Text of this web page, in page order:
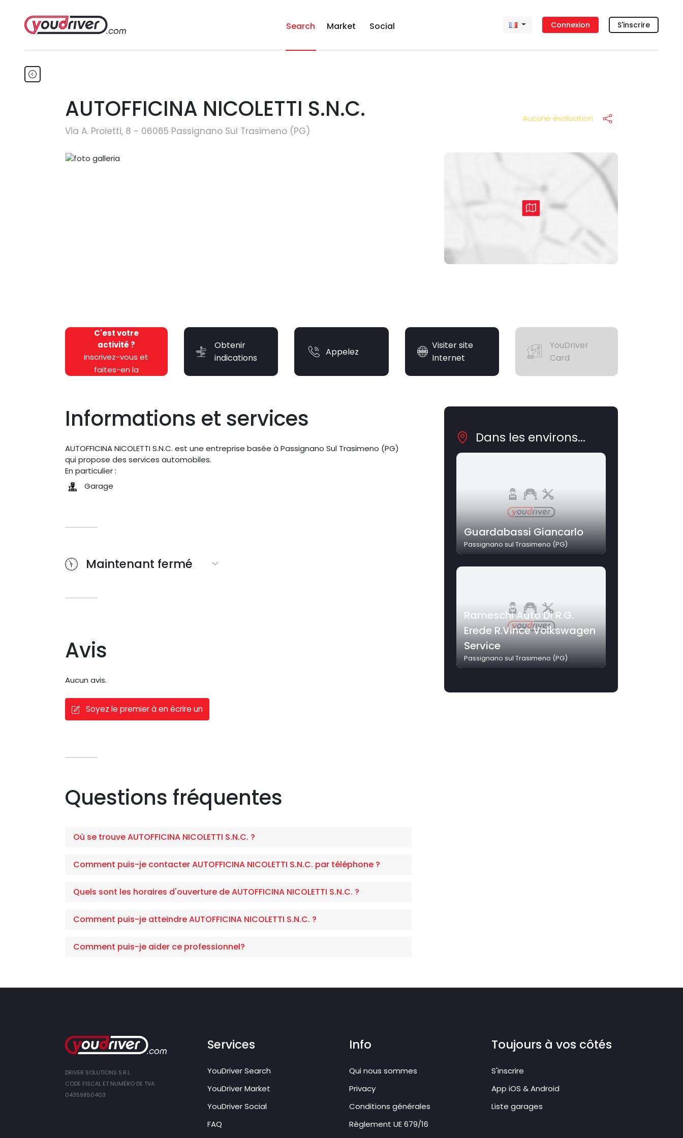
Search Market Social Connexion S'inscrire
AUTOFFICINA NICOLETTI S.N.C.
Via A. Proietti, 8 - 06065 Passignano Sul Trasimeno (PG)
Aucune évaluation
C'est votre
activité ?
Inscrivez-vous et
faites-en la
Obtenir
indications
Appelez
Visiter site
Internet
YouDriver
Card
Informations et services
AUTOFFICINA NICOLETTI S.N.C. est une entreprise basée à Passignano Sul Trasimeno (PG)
qui propose des services automobiles.
En particulier :
Garage
Maintenant fermé
Avis
Aucun avis.
Soyez le premier à en écrire un
Questions fréquentes
Où se trouve AUTOFFICINA NICOLETTI S.N.C. ?
Comment puis-je contacter AUTOFFICINA NICOLETTI S.N.C. par téléphone ?
Quels sont les horaires d'ouverture de AUTOFFICINA NICOLETTI S.N.C. ?
Comment puis-je atteindre AUTOFFICINA NICOLETTI S.N.C. ?
Comment puis-je aider ce professionnel?
Dans les environs...
Guardabassi Giancarlo
Passignano sul Trasimeno (PG)
Rameschi Auto Di R.G.
Erede R.Vince Volkswagen
Service
Passignano sul Trasimeno (PG)
DRIVER SOLUTIONS S.R.L.
CODE FISCAL ET NUMÉRO DE TVA
04359850403
Services
YouDriver Search
YouDriver Market
YouDriver Social
FAQ
Info
Qui nous sommes
Privacy
Conditions générales
Règlement UE 679/16
Toujours à vos côtés
S'inscrire
App iOS & Android
Liste garages